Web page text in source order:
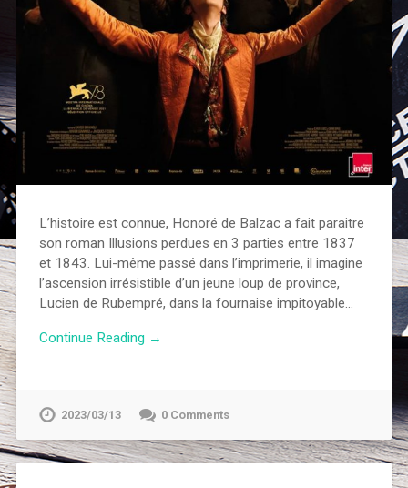
L’histoire est connue, Honoré de Balzac a fait paraitre
son roman Illusions perdues en 3 parties entre 1837
et 1843. Lui-même passé dans l’imprimerie, il imagine
l’ascension irrésistible d’un jeune loup de province,
Lucien de Rubempré, dans la fournaise impitoyable…
Continue Reading →
2023/03/13 0 Comments